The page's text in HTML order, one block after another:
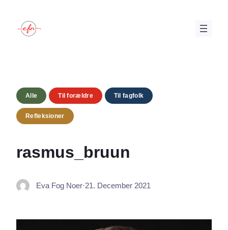
content
Alle Til forældre Til fagfolk
Refleksioner
rasmus_bruun
Eva Fog Noer·21. December 2021